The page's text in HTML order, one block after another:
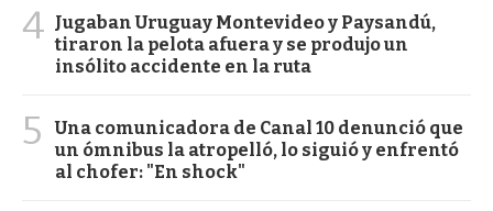
4 Jugaban Uruguay Montevideo y Paysandú,
tiraron la pelota afuera y se produjo un
insólito accidente en la ruta
5
Una comunicadora de Canal 10 denunció que
un ómnibus la atropelló, lo siguió y enfrentó
al chofer: "En shock"